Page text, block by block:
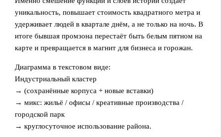
уникальность, повышает стоимость квадратного метра и
удерживает людей в квартале днём, а не только на ночь. В
итоге бывшая промзона перестаёт быть белым пятном на
карте и превращается в магнит для бизнеса и горожан.
Диаграмма в текстовом виде:
Индустриальный кластер
→ (сохранённые корпуса + новые вставки)
→ микс: жильё / офисы / креативные производства /
городской парк
→ круглосуточное использование района.